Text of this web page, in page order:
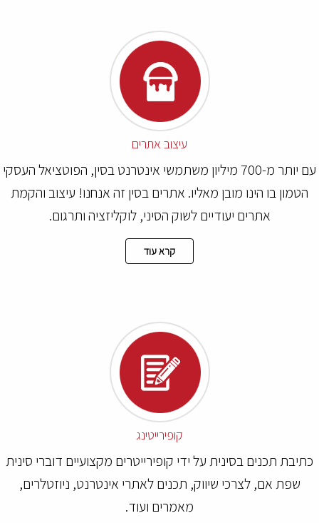
עיצוב אתרים
עם יותר מ-700 מיליון משתמשי אינטרנט בסין, הפוטציאל העסקי
הטמון בו הינו מובן מאליו. אתרים בסין זה אנחנו! עיצוב והקמת
אתרים יעודיים לשוק הסיני, לוקליזציה ותרגום.
קרא עוד
קופירייטינג
תכנים בסינית על ידי קופירייטרים מקצועיים דוברי סינית
שפת אם, לצרכי שיווק, תכנים לאתרי אינטרנט, ניוזטלרים,
מאמרים ועוד.